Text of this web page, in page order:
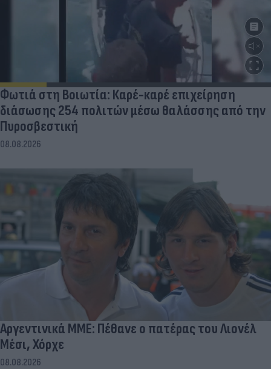
Φωτιά στη Βοιωτία: Καρέ-καρέ επιχείρηση
διάσωσης 254 πολιτών μέσω θαλάσσης από την
Πυροσβεστική
08.08.2026
Αργεντινικά ΜΜΕ: Πέθανε ο πατέρας του Λιονέλ
Μέσι, Χόρχε
08.08.2026